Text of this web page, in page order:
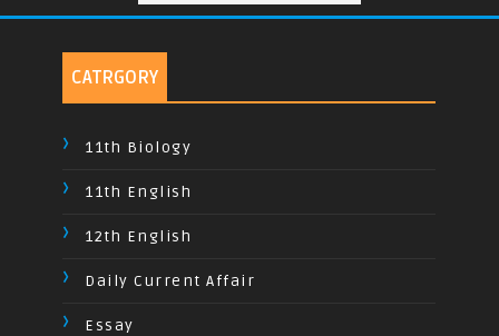
CATRGORY
11th Biology
11th English
12th English
Daily Current Affair
Essay